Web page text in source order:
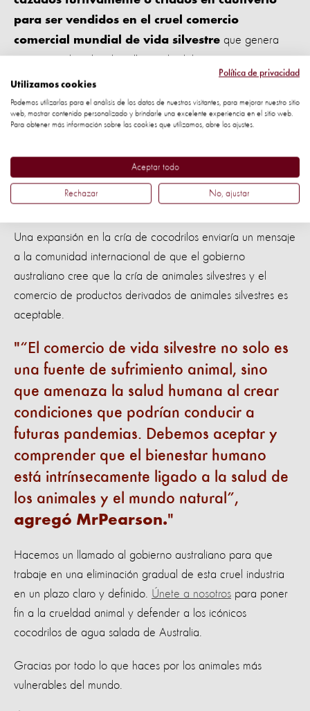
para ser vendidos en el cruel comercio
comercial mundial de vida silvestre que genera
ganancias de miles de millones de dólares.
mundo ve a los animales silvestres; para que no sean
tratados como meros productos con fines comerciales.
Con tu apoyo continuo, hemos estado presionando a los
líderes mundiales del G20, del cual Australia es miembro,
para que pongan fin al comercio mundial de vida silvestre.
Una expansión en la cría de cocodrilos enviaría un mensaje
a la comunidad internacional de que el gobierno
australiano cree que la cría de animales silvestres y el
comercio de productos derivados de animales silvestres es
aceptable.
“El comercio de vida silvestre no solo es
una fuente de sufrimiento animal, sino
que amenaza la salud humana al crear
condiciones que podrían conducir a
futuras pandemias. Debemos aceptar y
comprender que el bienestar humano
está intrínsecamente ligado a la salud de
los animales y el mundo natural”,
agregó MrPearson.
Hacemos un llamado al gobierno australiano para que
trabaje en una eliminación gradual de esta cruel industria
en un plazo claro y definido. Únete a nosotros para poner
fin a la crueldad animal y defender a los icónicos
cocodrilos de agua salada de Australia.
Gracias por todo lo que haces por los animales más
vulnerables del mundo.
Política de privacidad
Utilizamos cookies
Podemos utilizarlas para el análisis de los datos de nuestros visitantes, para mejorar nuestro sitio
web, mostrar contenido personalizado y brindarle una excelente experiencia en el sitio web.
Para obtener más información sobre las cookies que utilizamos, abre los ajustes.
Aceptar todo
Rechazar No, ajustar